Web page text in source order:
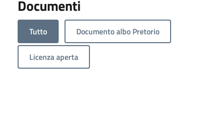
Documenti
Tutto Documento albo Pretorio
Licenza aperta